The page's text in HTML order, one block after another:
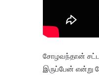
சோழவந்தான்
இருப்பேன் என்று